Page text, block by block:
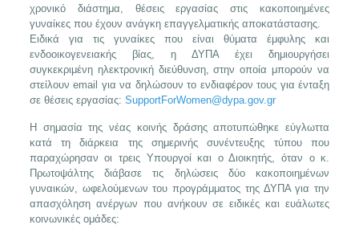
χρονικό διάστημα, θέσεις εργασίας στις κακοποιημένες
γυναίκες που έχουν ανάγκη επαγγελματικής αποκατάστασης.
Ειδικά για τις γυναίκες που είναι θύματα έμφυλης και
ενδοοικογενειακής βίας, η ΔΥΠΑ έχει δημιουργήσει
συγκεκριμένη ηλεκτρονική διεύθυνση, στην οποία μπορούν να
στείλουν email για να δηλώσουν το ενδιαφέρον τους για ένταξη
σε θέσεις εργασίας: SupportForWomen@dypa.gov.gr
Η σημασία της νέας κοινής δράσης αποτυπώθηκε εύγλωττα
κατά τη διάρκεια της σημερινής συνέντευξης τύπου που
παραχώρησαν οι τρεις Υπουργοί και ο Διοικητής, όταν ο κ.
Πρωτοψάλτης διάβασε τις δηλώσεις δύο κακοποιημένων
γυναικών, ωφελούμενων του προγράμματος της ΔΥΠΑ για την
απασχόληση ανέργων που ανήκουν σε ειδικές και ευάλωτες
κοινωνικές ομάδες: